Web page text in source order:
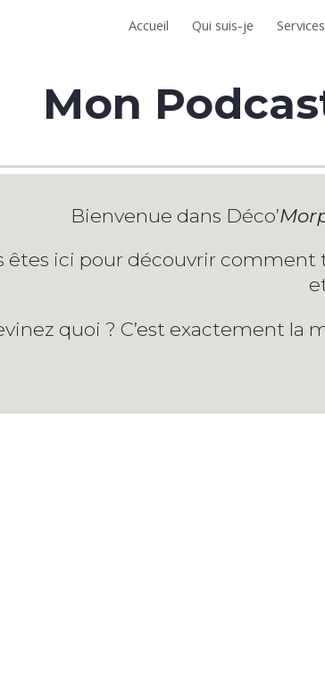
Skip to main content
Accueil Qui suis-je Services
Mon
Bienvenue dans Déco’
êtes ici pour découvrir
quoi ? C’est exactement la